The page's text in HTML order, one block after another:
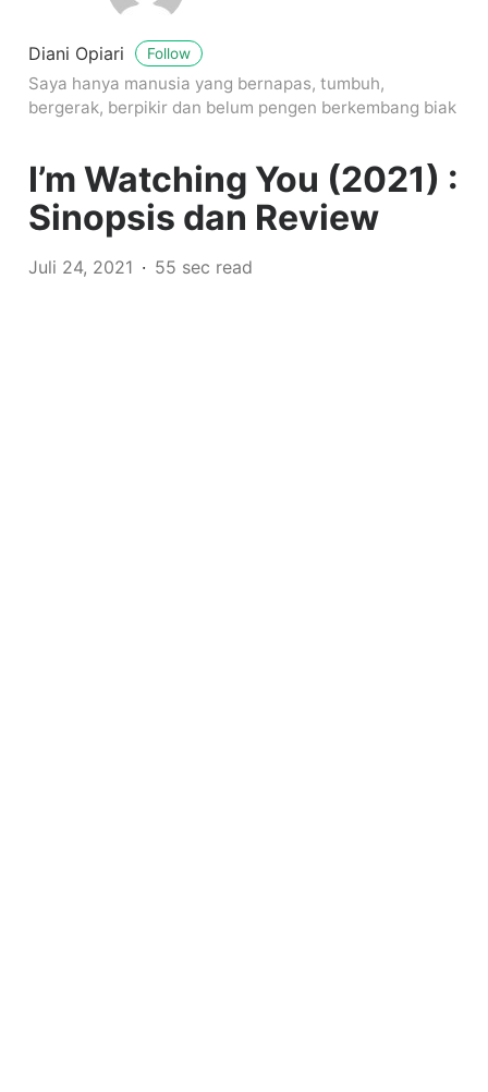
Diani Opiari Follow
Saya hanya manusia yang bernapas, tumbuh,
bergerak, berpikir dan belum pengen berkembang biak
I’m Watching You (2021) :
Sinopsis dan Review
Juli 24, 2021 55 sec read